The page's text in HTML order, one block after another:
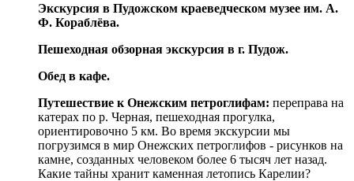
Экскурсия в Пудожском краеведческом музее им. А.
Ф. Кораблёва.
Пешеходная обзорная экскурсия в г. Пудож.
Обед в кафе.
Путешествие к Онежским петроглифам: переправа на
катерах по р. Черная, пешеходная прогулка,
ориентировочно 5 км. Во время экскурсии мы
погрузимся в мир Онежских петроглифов - рисунков на
камне, созданных человеком более 6 тысяч лет назад.
Какие тайны хранит каменная летопись Карелии?